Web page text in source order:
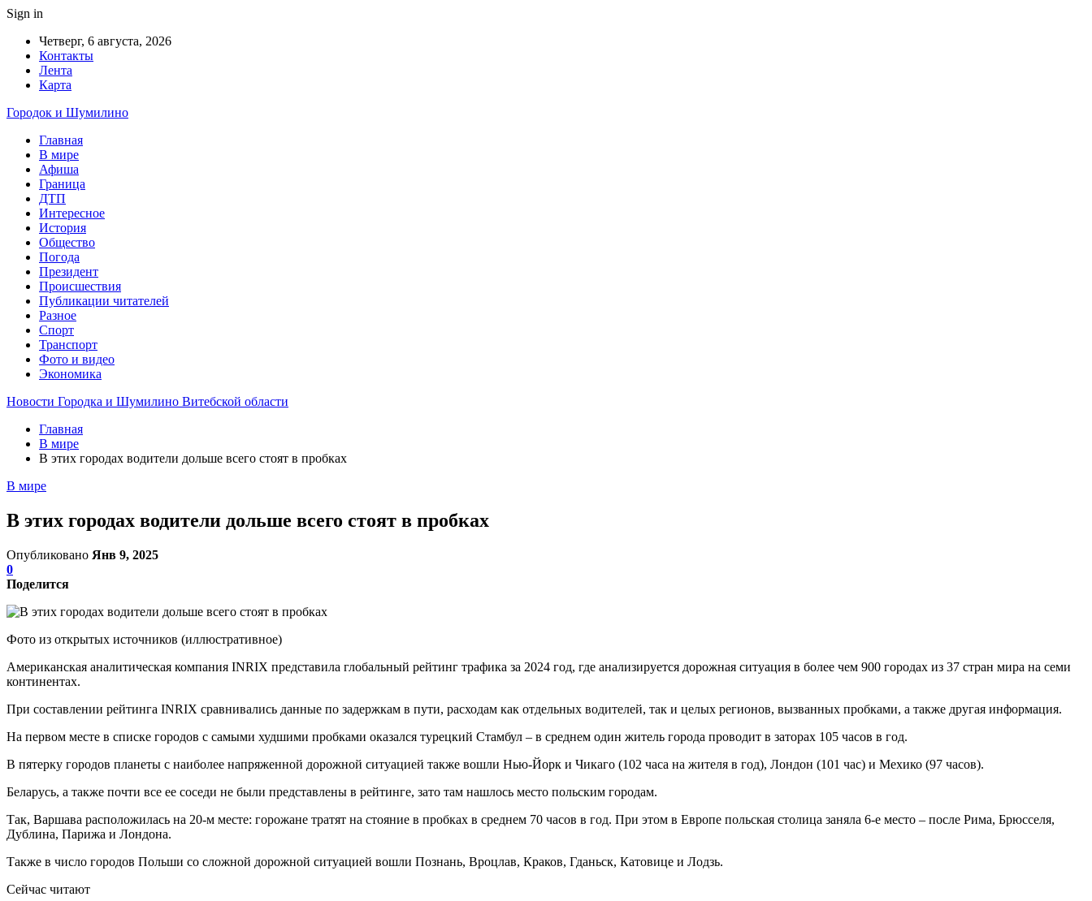
Sign in
Четверг, 6 августа, 2026
Контакты
Лента
Карта
Городок и Шумилино
Главная
В мире
Афиша
Граница
ДТП
Интересное
История
Общество
Погода
Президент
Происшествия
Публикации читателей
Разное
Спорт
Транспорт
Фото и видео
Экономика
Новости Городка и Шумилино Витебской области
Главная
В мире
В этих городах водители дольше всего стоят в пробках
В мире
В этих городах водители дольше всего стоят в пробках
Опубликовано Янв 9, 2025
0
Поделится
Фото из открытых источников (иллюстративное)
Американская аналитическая компания INRIX представила глобальный рейтинг трафика за 2024 год, где анализируется дорожная ситуация в более чем 900 городах из 37 стран мира на семи
континентах.
При составлении рейтинга INRIX сравнивались данные по задержкам в пути, расходам как отдельных водителей, так и целых регионов, вызванных пробками, а также другая информация.
На первом месте в списке городов с самыми худшими пробками оказался турецкий Стамбул – в среднем один житель города проводит в заторах 105 часов в год.
В пятерку городов планеты с наиболее напряженной дорожной ситуацией также вошли Нью-Йорк и Чикаго (102 часа на жителя в год), Лондон (101 час) и Мехико (97 часов).
Беларусь, а также почти все ее соседи не были представлены в рейтинге, зато там нашлось место польским городам.
Так, Варшава расположилась на 20-м месте: горожане тратят на стояние в пробках в среднем 70 часов в год. При этом в Европе польская столица заняла 6-е место – после Рима, Брюсселя,
Дублина, Парижа и Лондона.
Также в число городов Польши со сложной дорожной ситуацией вошли Познань, Вроцлав, Краков, Гданьск, Катовице и Лодзь.
Сейчас читают